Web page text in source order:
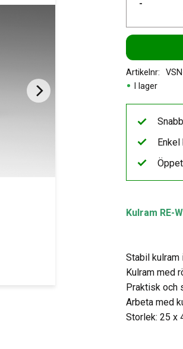
-
I lager
Artikelnr
Kulram
Stabil kulram
Kulram med
Praktisk och
Arbeta med
Storlek: 25 x